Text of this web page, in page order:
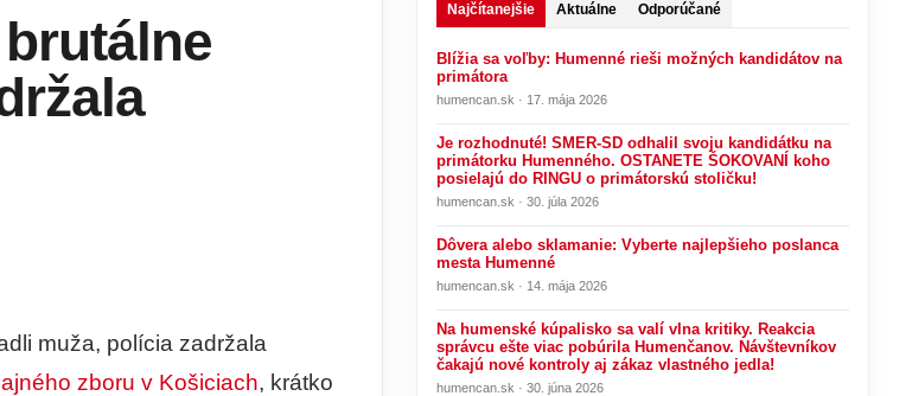
muža, polícia zadržala
zboru v Košiciach, krátko
Najčítanejšie Aktuálne Odporúčané
Blížia sa voľby: Humenné rieši možných kandidátov na
primátora
humencan.sk · 17. mája 2026
Je rozhodnuté! SMER-SD odhalil svoju kandidátku na
primátorku Humenného. OSTANETE ŠOKOVANÍ koho
posielajú do RINGU o primátorskú stoličku!
humencan.sk · 30. júla 2026
Dôvera alebo sklamanie: Vyberte najlepšieho poslanca
mesta Humenné
humencan.sk · 14. mája 2026
Na humenské kúpalisko sa valí vlna kritiky. Reakcia
správcu ešte viac pobúrila Humenčanov. Návštevníkov
čakajú nové kontroly aj zákaz vlastného jedla!
humencan.sk · 30. júna 2026